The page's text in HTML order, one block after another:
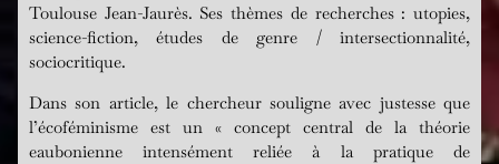
Toulouse Jean-Jaurès. Ses thèmes de recherches : utopies,
science-fiction, études de genre / intersectionnalité,
sociocritique.
Dans son article, le chercheur souligne avec justesse que
l’écoféminisme est un « concept central de la théorie
eaubonienne intensément reliée à la pratique de